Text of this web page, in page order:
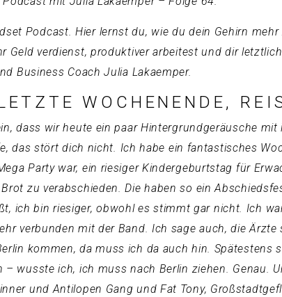
Podcast. Hier lernst du, wie du dein Gehirn
Geld verdienst, produktiver arbeitest und dir
Business Coach Julia Lakaemper.
WOCHENENDE,
dass wir heute ein paar Hintergrundgeräusche
das stört dich nicht. Ich habe ein fantastisches
Party war, ein riesiger Kindergeburtstag für
zu verabschieden. Die haben so ein
ich bin riesiger, obwohl es stimmt gar nicht. Ich
verbunden mit der Band. Ich sage auch, die
kommen, da muss ich da auch hin.
– wusste ich, ich muss nach Berlin ziehen. Genau.
und Antilopen Gang und Fat Tony,